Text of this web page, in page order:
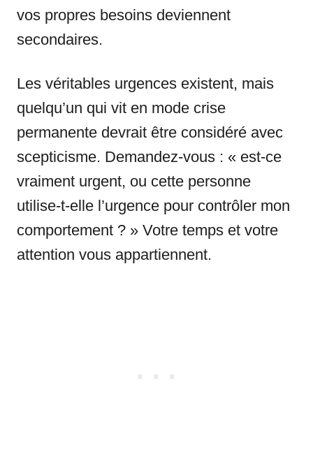
vos propres besoins deviennent
secondaires.
Les véritables urgences existent, mais
quelqu’un qui vit en mode crise
permanente devrait être considéré avec
scepticisme. Demandez-vous : « est-ce
vraiment urgent, ou cette personne
utilise-t-elle l’urgence pour contrôler mon
comportement ? » Votre temps et votre
attention vous appartiennent.